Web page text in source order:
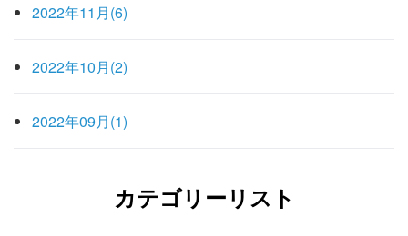
2022年11月(6)
2022年10月(2)
2022年09月(1)
カテゴリーリスト